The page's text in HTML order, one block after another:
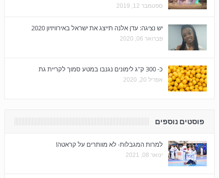
ספטמבר 12, 2019
יש נציגה: עדן אלנה תייצג את ישראל באירוויזיון 2020
פברואר 06, 2020
כ- 300 ק"ג לימונים נגנבו במטע סמוך לקריית גת
אפריל 20, 2020
פוסטים נוספים
למרות המגבלות- לא מוותרים על קראטה!
ינואר 08, 2021